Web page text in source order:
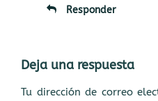
Responder
Deja una respuesta
Tu dirección de correo